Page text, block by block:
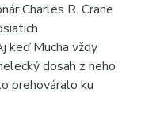
Charles R. Crane
keď Mucha vždy
dosah z neho
prehováralo ku